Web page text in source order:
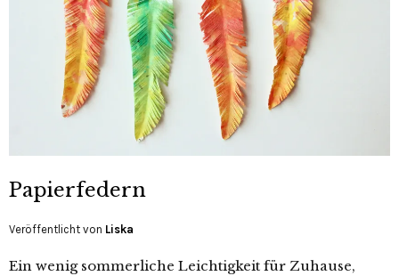
Papierfedern
Veröffentlicht von Liska
Ein wenig sommerliche Leichtigkeit für Zuhause,